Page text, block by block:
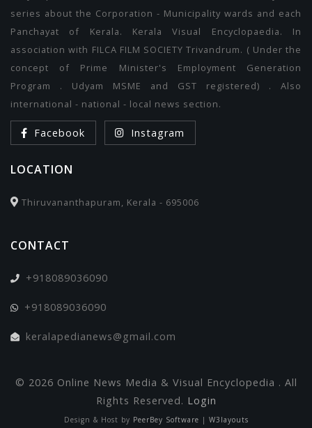
series about the Corporation - Municipality wards and each
Panchayat of Kerala. Kerala Visual Encyclopaedia. In
association with FILCA FILM SOCIETY Trivandrum. ( Under the
concept of Prime Minister's Employment Generation
Program . Udyam MSME and GST registered) . Also
international - national - local news section.
Facebook Instagram
LOCATION
Thiruvananthapuram, Kerala - 695006
CONTACT
+918089036090
+918089036090
keralapedianews@gmail.com
© 2026 Online News Media & Visual Encyclopedia . All
Rights Reserved. Login
Design & Host by PeerBey Software | W3layouts